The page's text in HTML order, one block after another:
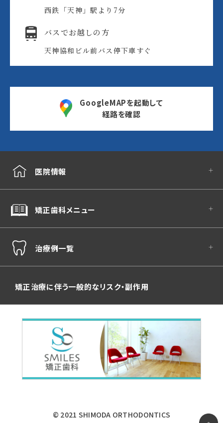
西鉄「天神」駅より7分
バスでお越しの方
天神協和ビル前バス停下車すぐ
GoogleMAPを起動して
経路を確認
医院情報
矯正歯科メニュー
治療例一覧
矯正治療に伴う一般的なリスク・副作用
© 2021 SHIMODA ORTHODONTICS